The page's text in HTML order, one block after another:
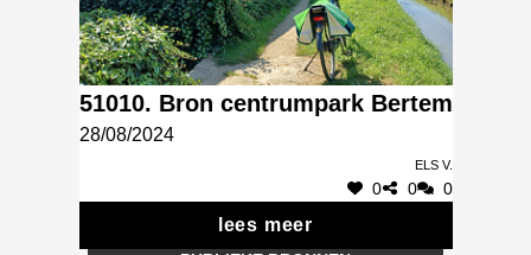
51010. Bron centrumpark Bertem
28/08/2024
Els V.
0 0 0
lees meer